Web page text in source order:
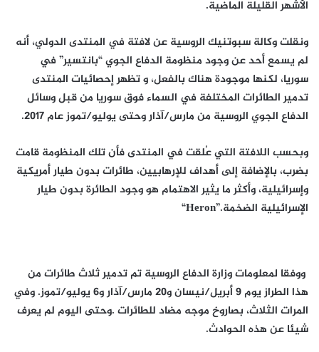
الأشهر القليلة الماضية.
ونقلت وكالة سبوتنيك الروسية عن لافتة في المنتدى الدولي، أنه
لم يسمع أحد عن وجود منظومة الدفاع الجوي “بانتسير” في
سوريا، لكنها موجودة هناك بالفعل، و تظهر إحصائيات المنتدى
تدمير الطائرات المختلفة في السماء فوق سوريا من قبل وسائل
الدفاع الجوي الروسية من مارس/آذار وحتى يوليو/تموز عام 2017
.
وبحسب اللافتة التي عُلقت في المنتدى فأن تلك المنظومة قامت
بضرب، بالإضافة إلى أهداف للإرهابيين، طائرات بدون طيار أمريكية
وإسرائيلية، وأكثر ما يثير الاهتمام هو وجود الطائرة بدون طيار
الإسرائيلية الضخمة“Heron”.
ووفقا لمعلومات وزارة الدفاع الروسية تم تدمير ثلاث طائرات من
هذا الطراز يوم 9 أبريل/نيسان و20 مارس/آذار و6 يوليو/تموز. وفي
المرات الثلاث، بصاروخ موجه مضاد للطائرات .وحتى اليوم لم يعرف
شيئا عن هذه الحوادث.